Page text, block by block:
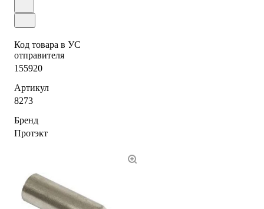
Код товара в УС
отправителя
155920
Артикул
8273
Бренд
Протэкт